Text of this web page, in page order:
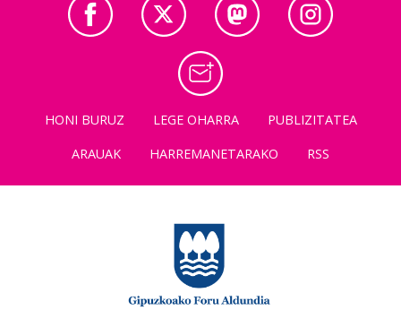
HONI BURUZ LEGE OHARRA
PUBLIZITATEA
ARAUAK
HARREMANETARAKO RSS